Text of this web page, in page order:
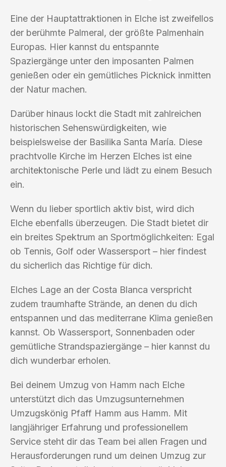
Eine der Hauptattraktionen in Elche ist zweifellos
der berühmte Palmeral, der größte Palmenhain
Europas. Hier kannst du entspannte
Spaziergänge unter den imposanten Palmen
genießen oder ein gemütliches Picknick inmitten
der Natur machen.
Darüber hinaus lockt die Stadt mit zahlreichen
historischen Sehenswürdigkeiten, wie
beispielsweise der Basilika Santa María. Diese
prachtvolle Kirche im Herzen Elches ist eine
architektonische Perle und lädt zu einem Besuch
ein.
Wenn du lieber sportlich aktiv bist, wird dich
Elche ebenfalls überzeugen. Die Stadt bietet dir
ein breites Spektrum an Sportmöglichkeiten: Egal
ob Tennis, Golf oder Wassersport – hier findest
du sicherlich das Richtige für dich.
Elches Lage an der Costa Blanca verspricht
zudem traumhafte Strände, an denen du dich
entspannen und das mediterrane Klima genießen
kannst. Ob Wassersport, Sonnenbaden oder
gemütliche Strandspaziergänge – hier kannst du
dich wunderbar erholen.
Bei deinem Umzug von Hamm nach Elche
unterstützt dich das Umzugsunternehmen
Umzugskönig Pfaff Hamm aus Hamm. Mit
langjähriger Erfahrung und professionellem
Service steht dir das Team bei allen Fragen und
Herausforderungen rund um deinen Umzug zur